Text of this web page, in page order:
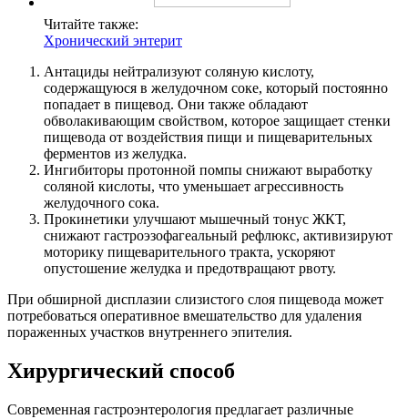
Читайте также:
Хронический энтерит
Антациды нейтрализуют соляную кислоту,
содержащуюся в желудочном соке, который постоянно
попадает в пищевод. Они также обладают
обволакивающим свойством, которое защищает стенки
пищевода от воздействия пищи и пищеварительных
ферментов из желудка.
Ингибиторы протонной помпы снижают выработку
соляной кислоты, что уменьшает агрессивность
желудочного сока.
Прокинетики улучшают мышечный тонус ЖКТ,
снижают гастроэзофагеальный рефлюкс, активизируют
моторику пищеварительного тракта, ускоряют
опустошение желудка и предотвращают рвоту.
При обширной дисплазии слизистого слоя пищевода может
потребоваться оперативное вмешательство для удаления
пораженных участков внутреннего эпителия.
Хирургический способ
Современная гастроэнтерология предлагает различные